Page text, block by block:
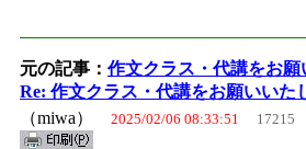
元の記事： 作文クラス・代講をお願
Re: 作文クラス・代講をお願いいた
（miwa） 2025/02/06 08:33:51 17215